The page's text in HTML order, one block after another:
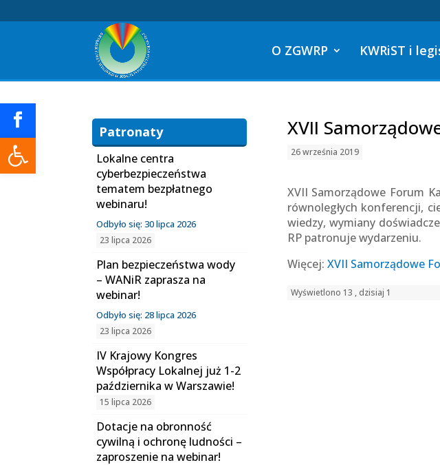
Otwórz pasek narzędzi
O ZGWRP KWRiST i
XVII
26 września 2019
XVII Samorządowe Forum
równoległych konferencji,
wiedzy, wymiany
RP patronuje wydarzeniu.
Więcej: XVII Samorządowe
Wyświetlono 13 , dzisiaj 1
Patronaty
Lokalne centra
cyberbezpieczeństwa
tematem bezpłatnego
webinaru!
Odbyło się: 30 lipca 2026
23 lipca 2026
Plan bezpieczeństwa wody
– WANiR zaprasza na
webinar!
Odbyło się: 28 lipca 2026
23 lipca 2026
IV Krajowy Kongres
Współpracy Lokalnej już 1-2
października w Warszawie!
15 lipca 2026
Dotacje na obronność
cywilną i ochronę ludności –
zaproszenie na webinar!